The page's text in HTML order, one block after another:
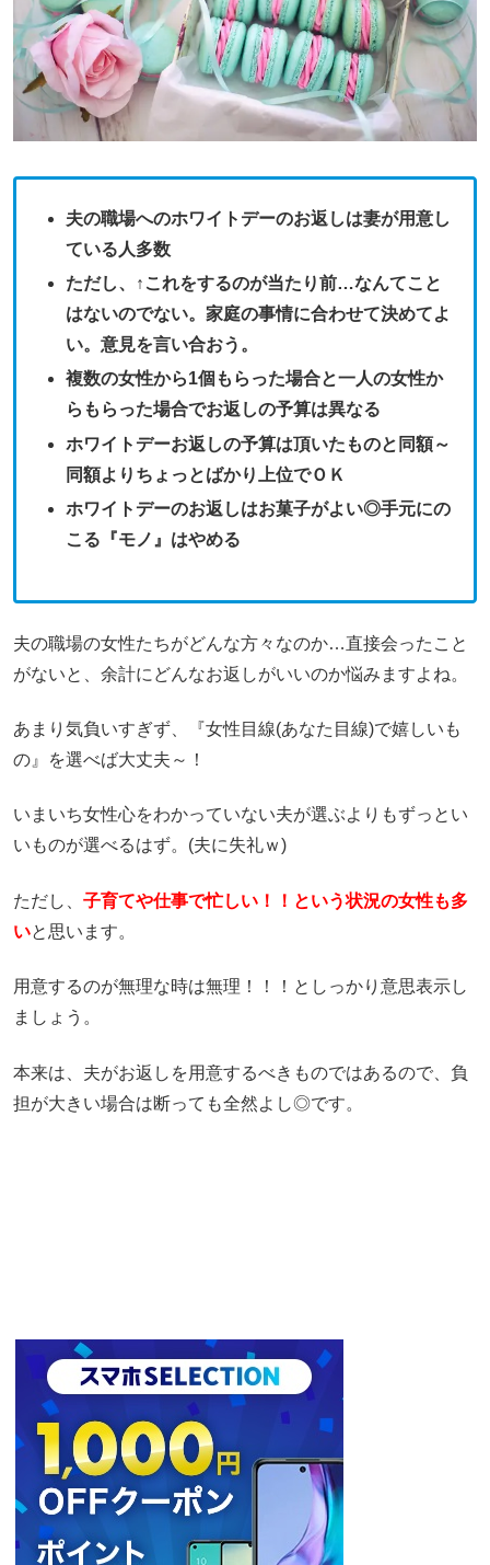
夫の職場へのホワイトデーのお返しは妻が用意し
ている人多数
ただし、↑これをするのが当たり前…なんてこと
はないのでない。家庭の事情に合わせて決めてよ
い。意見を言い合おう。
複数の女性から1個もらった場合と一人の女性か
らもらった場合でお返しの予算は異なる
ホワイトデーお返しの予算は頂いたものと同額～
同額よりちょっとばかり上位でＯＫ
ホワイトデーのお返しはお菓子がよい◎手元にの
こる『モノ』はやめる
夫の職場の女性たちがどんな方々なのか…直接会ったこと
がないと、余計にどんなお返しがいいのか悩みますよね。
あまり気負いすぎず、『女性目線(あなた目線)で嬉しいも
の』を選べば大丈夫～！
いまいち女性心をわかっていない夫が選ぶよりもずっとい
いものが選べるはず。(夫に失礼ｗ)
ただし、 子育てや仕事で忙しい！！という状況の女性も多
いと思います。
用意するのが無理な時は無理！！！としっかり意思表示し
ましょう。
本来は、夫がお返しを用意するべきものではあるので、負
担が大きい場合は断っても全然よし◎です。